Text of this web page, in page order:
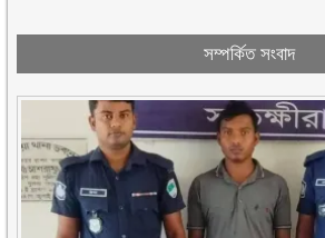
সম্পর্কিত সংবাদ